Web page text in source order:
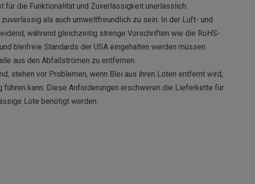
die Funktionalität und Zuverlässigkeit unerlässlich.
als auch umweltfreundlich zu sein. In der Luft- und
während gleichzeitig strenge Vorschriften wie die RoHS-
bleifreie Standards der USA eingehalten werden müssen.
aus den Abfallströmen zu entfernen.
stehen vor Problemen, wenn Blei aus ihren Loten entfernt wird,
kann. Diese Anforderungen erschweren die Lieferkette für
Lote benötigt werden.